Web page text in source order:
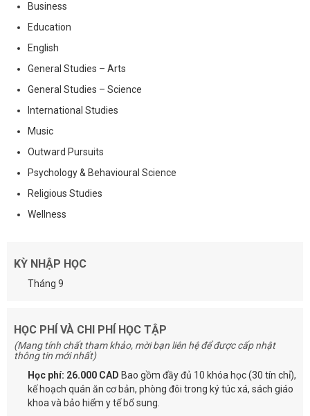
Business
Education
English
General Studies – Arts
General Studies – Science
International Studies
Music
Outward Pursuits
Psychology & Behavioural Science
Religious Studies
Wellness
KỲ NHẬP HỌC
Tháng 9
HỌC PHÍ VÀ CHI PHÍ HỌC TẬP
(Mang tính chất tham khảo, mời bạn liên hệ để được cấp nhật
thông tin mới nhất)
Học phí: 26.000 CAD Bao gồm đầy đủ 10 khóa học (30 tín chỉ),
kế hoạch quán ăn cơ bản, phòng đôi trong ký túc xá, sách giáo
khoa và bảo hiểm y tế bổ sung.